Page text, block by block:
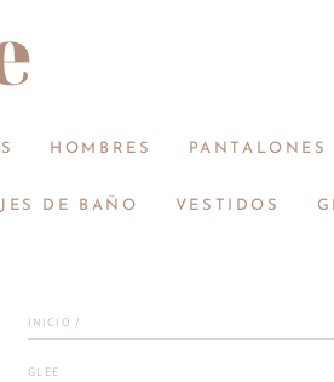
HOMBRES PANTALONES
DE BAÑO VESTIDOS
INICIO /
GLEE